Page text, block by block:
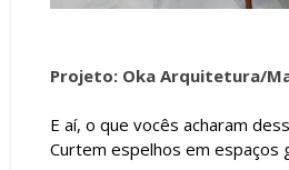
Projeto: Oka Arquitetura/
E aí, o que vocês acharam
Curtem espelhos em espaços